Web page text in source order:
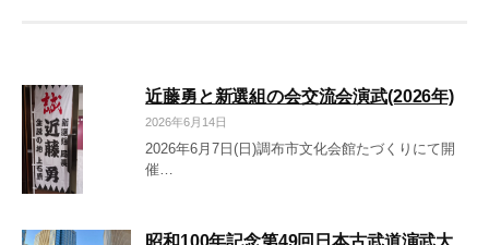
ー
シ
ョ
近藤勇と新選組の会交流会演武(2026年)
2026年6月14日
2026年6月7日(日)調布市文化会館たづくりにて開
催…
昭和100年記念第49回日本古武道演武大